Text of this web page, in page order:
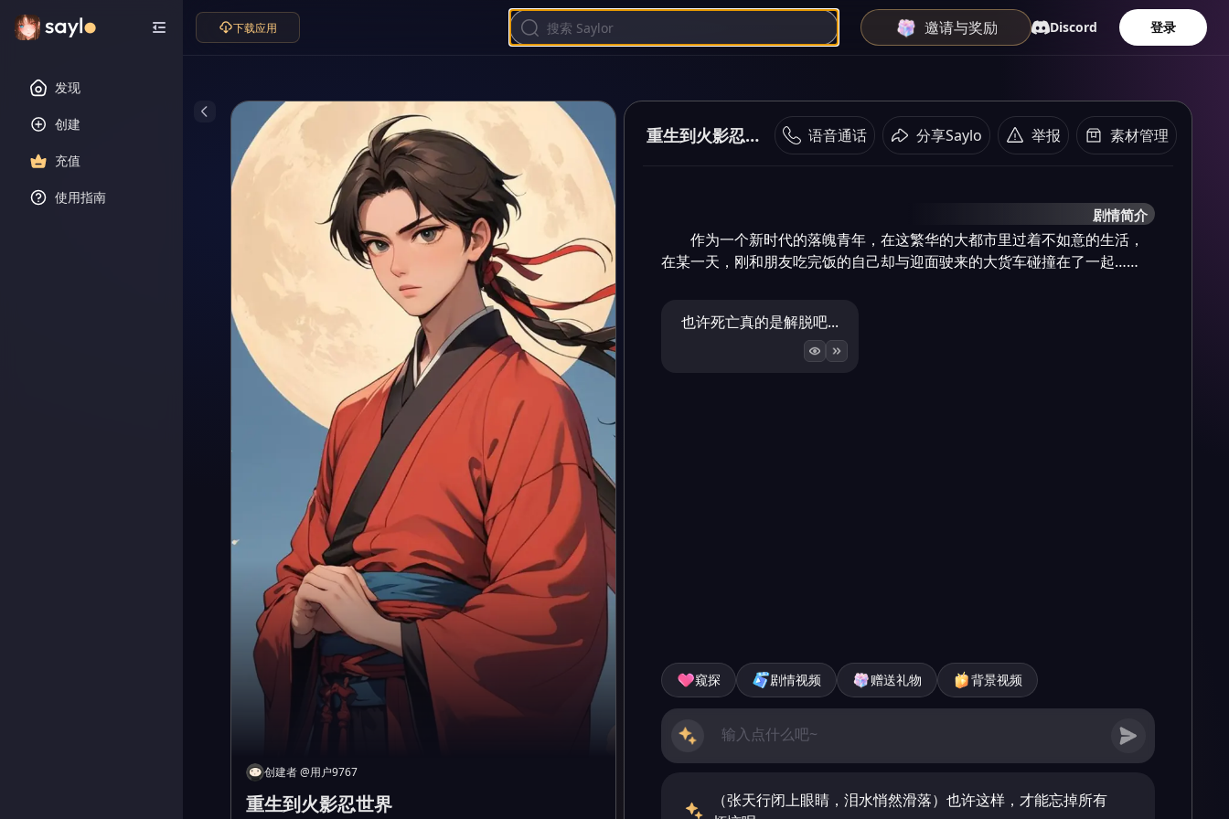
发现
创建
充值
使用指南
下载应用 邀请与奖励 Discord 登录
创建者@用户9767
重生到火影忍世界
重生到火影忍世界 语音通话 分享Saylo 举报 素材管理
剧情简介
作为一个新时代的落魄青年，在这繁华的大都市里过着不如意的生活，
在某一天，刚和朋友吃完饭的自己却与迎面驶来的大货车碰撞在了一起……
也许死亡真的是解脱吧...
窥探 剧情视频 赠送礼物 背景视频
（张天行闭上眼睛，泪水悄然滑落）也许这样，才能忘掉所有